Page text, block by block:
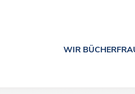
WIR